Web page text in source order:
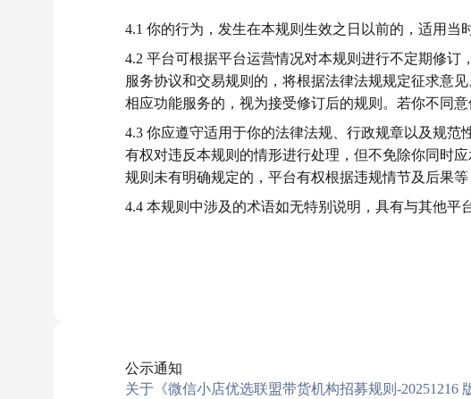
4.1 你的行为，发生在本规则生效之日以前的，适用
4.2 平台可根据平台运营情况对本规则进行不定期修
服务协议和交易规则的，将根据法律法规规定征求意
相应功能服务的，视为接受修订后的规则。若你不同
4.3 你应遵守适用于你的法律法规、行政规章以及规
有权对违反本规则的情形进行处理，但不免除你同时
规则未有明确规定的，平台有权根据违规情节及后果等
4.4 本规则中涉及的术语如无特别说明，具有与其他平
公示通知
关于《微信小店优选联盟带货机构招募规则-20251216